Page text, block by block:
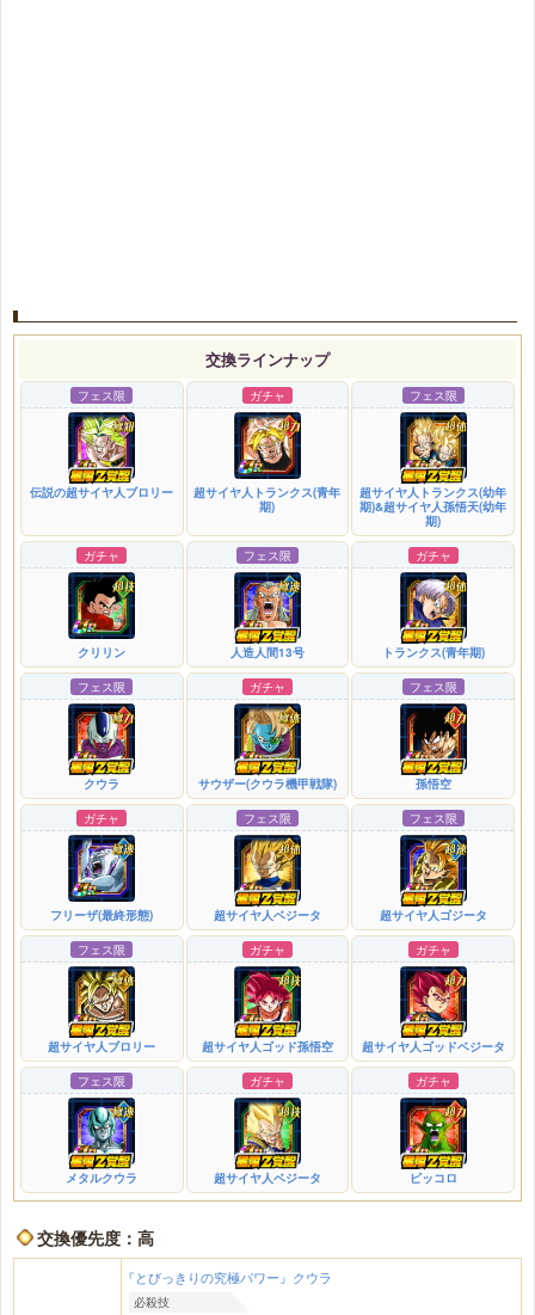
交換ラインナップ
フェス限
伝説の超サイヤ人ブロリー
ガチャ
超サイヤ人トランクス(青年
期)
フェス限
超サイヤ人トランクス(幼年
期)&超サイヤ人孫悟天(幼年
期)
ガチャ
クリリン
フェス限
人造人間13号
ガチャ
トランクス(青年期)
フェス限
クウラ
ガチャ
サウザー(クウラ機甲戦隊)
フェス限
孫悟空
ガチャ
フリーザ(最終形態)
フェス限
超サイヤ人ベジータ
フェス限
超サイヤ人ゴジータ
フェス限
超サイヤ人ブロリー
ガチャ
超サイヤ人ゴッド孫悟空
ガチャ
超サイヤ人ゴッドベジータ
フェス限
メタルクウラ
ガチャ
超サイヤ人ベジータ
ガチャ
ピッコロ
交換優先度：高
『とびっきりの究極パワー』クウラ
必殺技